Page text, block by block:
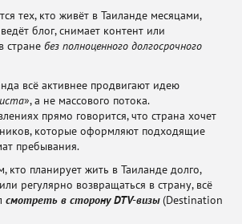
тех, кто живёт в Таиланде месяцами,
блог, снимает контент или
стране без полноценного долгосрочного
всё активнее продвигают идею
», а не массового потока.
прямо говорится, что страна хочет
которые оформляют подходящие
пребывания.
кто планирует жить в Таиланде долго,
регулярно возвращаться в страну, всё
смотреть в сторону DTV-визы(Destination